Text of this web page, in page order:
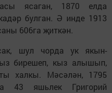
ясаган, 1870 елда
булган. Ә инде 1913
606га җиткән.
шул чорда ук якын-
бирешеп, кыз алышып,
халкы. Мәсәлән, 1795
43 яшьлек Григорий